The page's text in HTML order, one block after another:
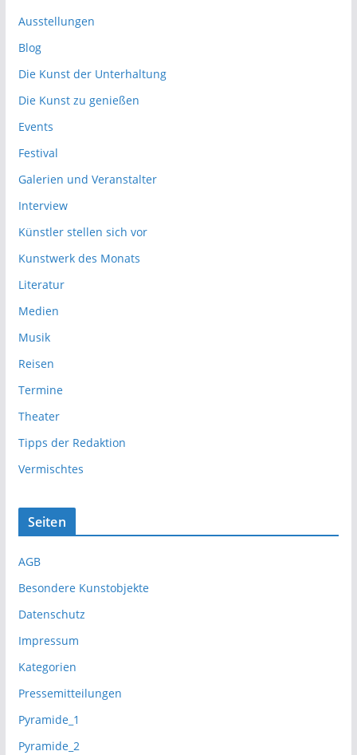
Ausstellungen
Blog
Die Kunst der Unterhaltung
Die Kunst zu genießen
Events
Festival
Galerien und Veranstalter
Interview
Künstler stellen sich vor
Kunstwerk des Monats
Literatur
Medien
Musik
Reisen
Termine
Theater
Tipps der Redaktion
Vermischtes
Seiten
AGB
Besondere Kunstobjekte
Datenschutz
Impressum
Kategorien
Pressemitteilungen
Pyramide_1
Pyramide_2